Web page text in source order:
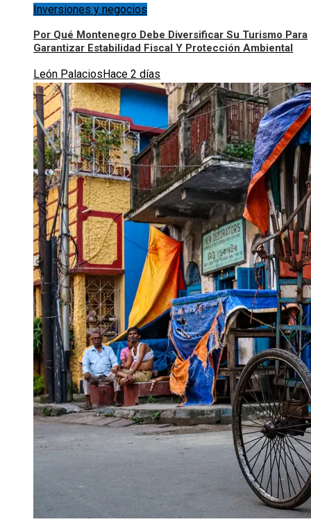
Inversiones y negocios
Por Qué Montenegro Debe Diversificar Su Turismo Para
Garantizar Estabilidad Fiscal Y Protección Ambiental
León Palacios Hace 2 días